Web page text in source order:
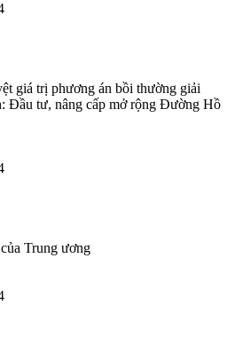
giá trị phương án bồi thường giải
Đầu tư, nâng cấp mở rộng Đường Hồ
Trung ương